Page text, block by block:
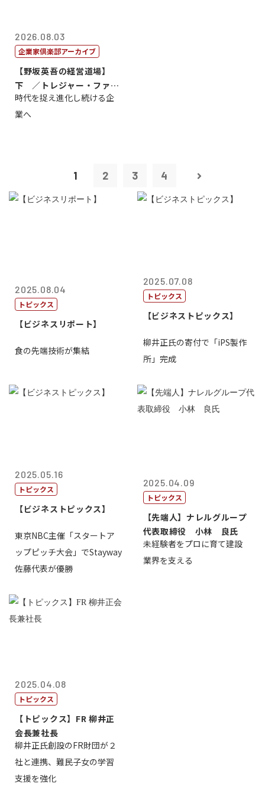
2026.08.03
企業家倶楽部アーカイブ
【野坂英吾の経営道場】
下 ／トレジャー・ファク
トリー社長野坂...
時代を捉え進化し続ける企
業へ
1 2 3 4
2025.08.04
トピックス
【ビジネスリポート】
食の先端技術が集結
2025.07.08
トピックス
【ビジネストピックス】
柳井正氏の寄付で「iPS製作
所」完成
2025.05.16
トピックス
【ビジネストピックス】
東京NBC主催「スタートア
ップピッチ大会」でStayway
佐藤代表が優勝
2025.04.09
トピックス
【先端人】ナレルグループ
代表取締役 小林 良氏
未経験者をプロに育て建設
業界を支える
2025.04.08
トピックス
【トピックス】FR 柳井正
会長兼社長
柳井正氏創設のFR財団が２
社と連携、難民子女の学習
支援を強化